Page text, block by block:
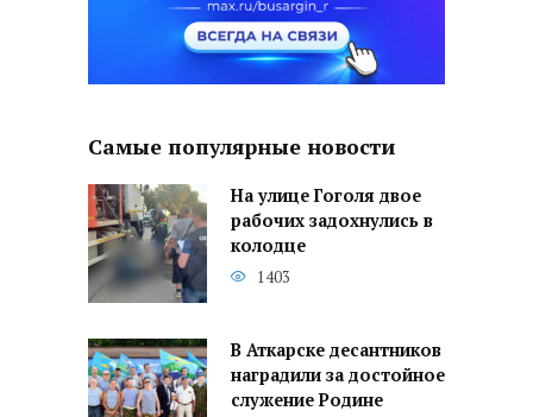
Самые популярные новости
На улице Гоголя двое
рабочих задохнулись в
колодце
1403
В Аткарске десантников
наградили за достойное
служение Родине